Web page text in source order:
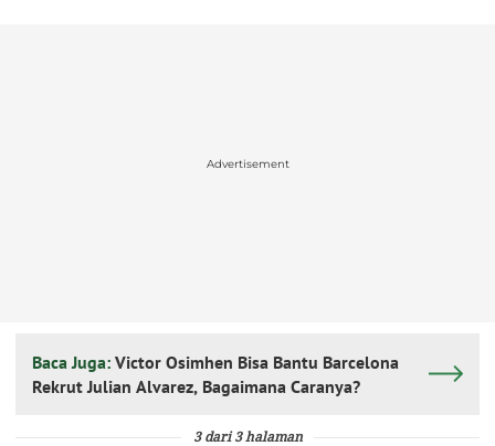
Advertisement
Baca Juga: Victor Osimhen Bisa Bantu Barcelona
Rekrut Julian Alvarez, Bagaimana Caranya?
3 dari 3 halaman